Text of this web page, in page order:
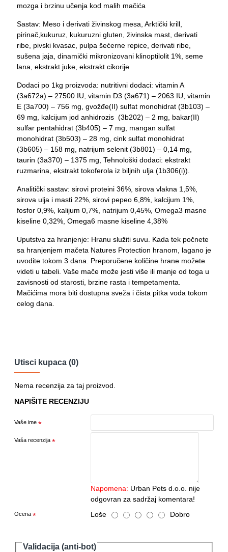
mozga i brzinu učenja kod malih mačića
Sastav: Meso i derivati živinskog mesa, Arktički krill,
pirinač,kukuruz, kukuruzni gluten, živinska mast, derivati
ribe, pivski kvasac, pulpa šećerne repice, derivati ribe,
sušena jaja, dinamički mikronizovani klinoptilolit 1%, seme
lana, ekstrakt juke, ekstrakt cikorije
Dodaci po 1kg proizvoda: nutritivni dodaci: vitamin A
(3a672a) – 27500 IU, vitamin D3 (3a671) – 2063 IU, vitamin
E (3a700) – 756 mg, gvožđe(II) sulfat monohidrat (3b103) –
69 mg, kalcijum jod anhidrozis (3b202) – 2 mg, bakar(II)
sulfar pentahidrat (3b405) – 7 mg, mangan sulfat
monohidrat (3b503) – 28 mg, cink sulfat monohidrat
(3b605) – 158 mg, natrijum selenit (3b801) – 0,14 mg,
taurin (3a370) – 1375 mg, Tehnološki dodaci: ekstrakt
ruzmarina, ekstrakt tokoferola iz biljnih ulja (1b306(i)).
Analitički sastav: sirovi proteini 36%, sirova vlakna 1,5%,
sirova ulja i masti 22%, sirovi pepeo 6,8%, kalcijum 1%,
fosfor 0,9%, kalijum 0,7%, natrijum 0,45%, Omega3 masne
kiseline 0,32%, Omega6 masne kiseline 4,38%
Uputstva za hranjenje: Hranu služiti suvu. Kada tek počnete
sa hranjenjem mačeta Natures Protection hranom, lagano je
uvodite tokom 3 dana. Preporučene količine hrane možete
videti u tabeli. Vaše mače može jesti više ili manje od toga u
zavisnosti od starosti, brzine rasta i tempetamenta.
Mačićima mora biti dostupna sveža i čista pitka voda tokom
celog dana.
Utisci kupaca (0)
Nema recenzija za taj proizvod.
NAPIŠITE RECENZIJU
Vaše ime
Vaša recenzija
Napomena: Urban Pets d.o.o. nije
odgovran za sadržaj komentara!
Ocena Loše Dobro
Validacija (anti-bot)